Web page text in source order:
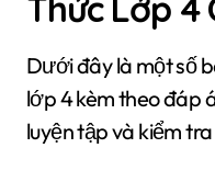
Thức Lớp 4
Dưới đây là một số
lớp 4 kèm theo đáp
luyện tập và kiểm